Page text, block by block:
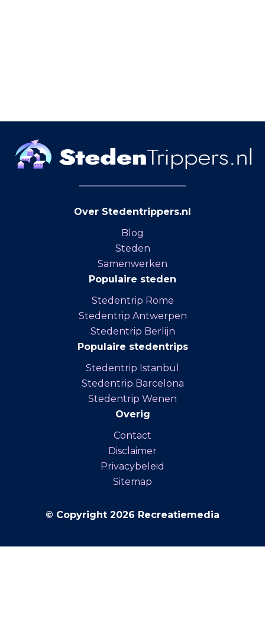
Over Stedentrippers.nl
Blog
Steden
Samenwerken
Populaire steden
Stedentrip Rome
Stedentrip Antwerpen
Stedentrip Berlijn
Populaire stedentrips
Stedentrip Istanbul
Stedentrip Barcelona
Stedentrip Wenen
Overig
Contact
Disclaimer
Privacybeleid
Sitemap
© Copyright 2026 Recreatiemedia